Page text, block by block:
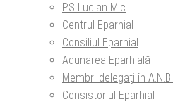
PS Lucian Mic
Centrul Eparhial
Consiliul Eparhial
Adunarea Eparhială
Membri delegaţi în A.N.B.
Consistoriul Eparhial